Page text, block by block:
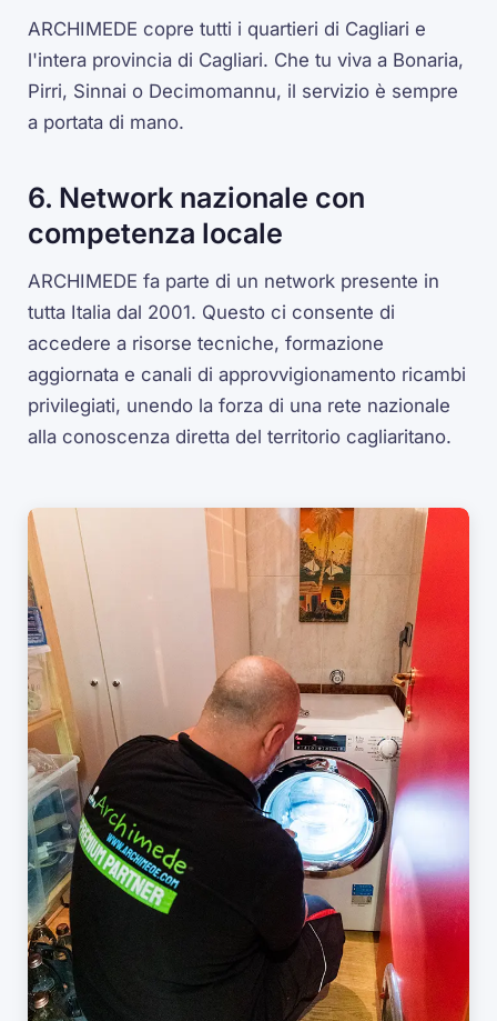
ARCHIMEDE copre tutti i quartieri di Cagliari e
l'intera provincia di Cagliari. Che tu viva a Bonaria,
Pirri, Sinnai o Decimomannu, il servizio è sempre
a portata di mano.
6. Network nazionale con
competenza locale
ARCHIMEDE fa parte di un network presente in
tutta Italia dal 2001. Questo ci consente di
accedere a risorse tecniche, formazione
aggiornata e canali di approvvigionamento ricambi
privilegiati, unendo la forza di una rete nazionale
alla conoscenza diretta del territorio cagliaritano.